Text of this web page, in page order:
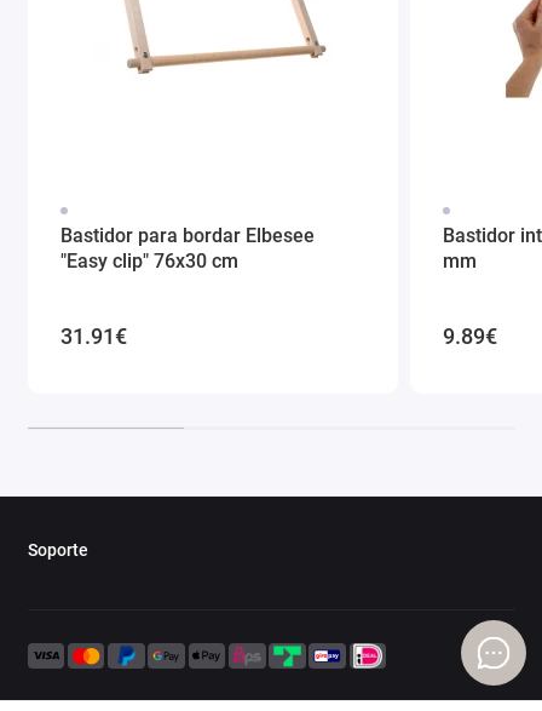
Bastidor para bordar Elbesee
"Easy clip" 76x30 cm
31.91€
Bastidor
mm
9.89€
Soporte